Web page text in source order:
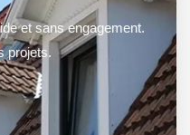
et sans engagement.
projets.